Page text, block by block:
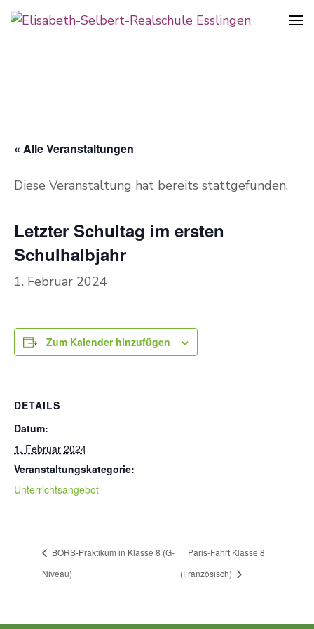
« Alle Veranstaltungen
Diese Veranstaltung hat bereits stattgefunden.
Letzter Schultag im ersten
Schulhalbjahr
1. Februar 2024
Zum Kalender hinzufügen
DETAILS
Datum:
1. Februar 2024
Veranstaltungskategorie:
Unterrichtsangebot
BORS-Praktikum in Klasse 8 (G-
Niveau)
Paris-Fahrt Klasse 8
(Französisch)